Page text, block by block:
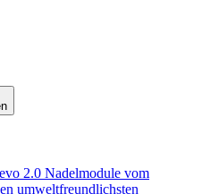
2.0 Nadelmodule vom
umweltfreundlichsten